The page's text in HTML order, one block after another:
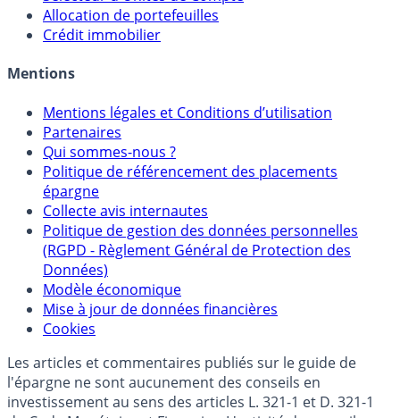
Sélecteur d'Assurance Vie
Sélecteur d'Unités de Compte
Crédit immobilier
Mentions
Mentions légales et Conditions d’utilisation
Partenaires
Qui sommes-nous ?
Politique de référencement des placements
épargne
Collecte avis internautes
Politique de gestion des données personnelles
(RGPD - Règlement Général de Protection des
Données)
Modèle économique
Cookies
Les articles et commentaires publiés sur le guide de